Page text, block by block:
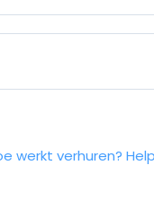
werkt verhuren?